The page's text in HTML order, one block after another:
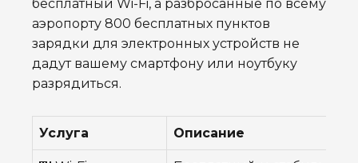
бесплатный Wi-Fi, а разбросанные по всему
аэропорту 800 бесплатных пунктов
зарядки для электронных устройств не
дадут вашему смартфону или ноутбуку
разрядиться.
Услуга Описание